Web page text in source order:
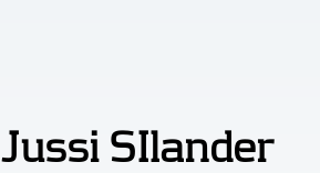
Jussi SIlander